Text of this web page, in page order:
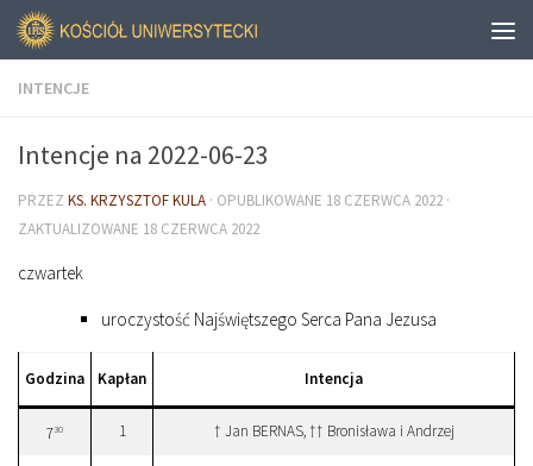
INTENCJE
Intencje na 2022-06-23
PRZEZ KS. KRZYSZTOF KULA · OPUBLIKOWANE 18 CZERWCA 2022 ·
ZAKTUALIZOWANE 18 CZERWCA 2022
czwartek
uroczystość Najświętszego Serca Pana Jezusa
Godzina Kapłan Intencja
730 1 † Jan BERNAS, †† Bronisława i Andrzej